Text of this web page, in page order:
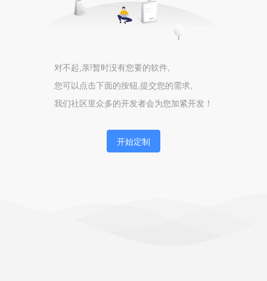
对不起,亲!暂时没有您要的软件,
您可以点击下面的按钮,提交您的需求,
我们社区里众多的开发者会为您加紧开发！
开始定制